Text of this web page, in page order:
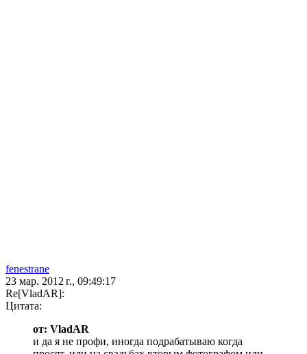
fenestrane
23 мар. 2012 г., 09:49:17
Re[VladAR]:
Цитата:
от: VladAR
и да я не профи, иногда подрабатываю когда